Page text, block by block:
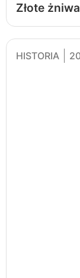
Złote
HISTORIA